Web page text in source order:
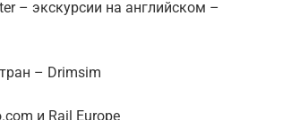
– экскурсии на английском –
– Drimsim
и Rail Europe